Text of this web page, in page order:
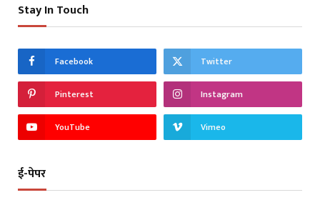
Stay In Touch
Facebook Twitter
Pinterest Instagram
YouTube Vimeo
ई-पेपर